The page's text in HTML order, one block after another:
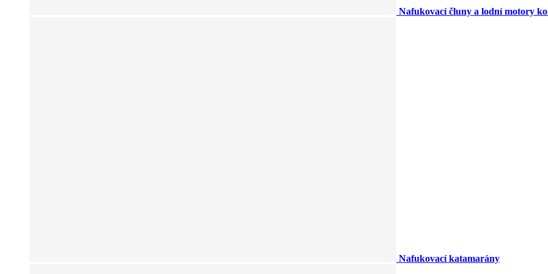
Nafukovací čluny a lodní motory
Nafukovací katamarány